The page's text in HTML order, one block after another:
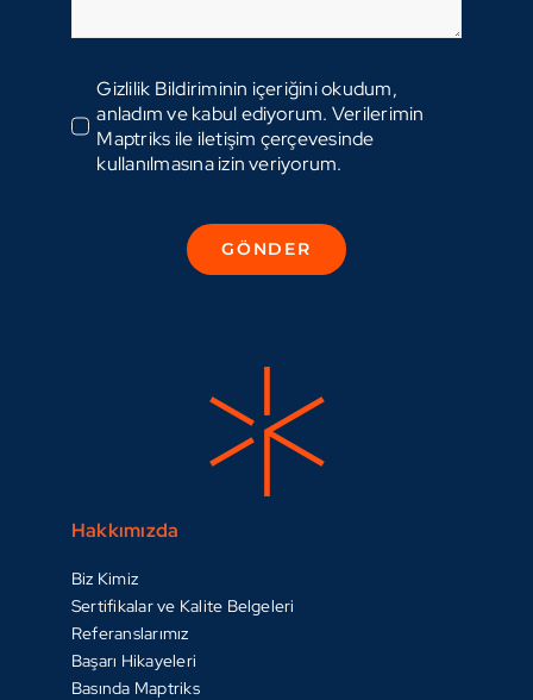
Gizlilik Bildiriminin içeriğini okudum,
anladım ve kabul ediyorum. Verilerimin
Maptriks ile iletişim çerçevesinde
kullanılmasına izin veriyorum.
GÖNDER
Hakkımızda
Biz Kimiz
Sertifikalar ve Kalite Belgeleri
Referanslarımız
Başarı Hikayeleri
Basında Maptriks